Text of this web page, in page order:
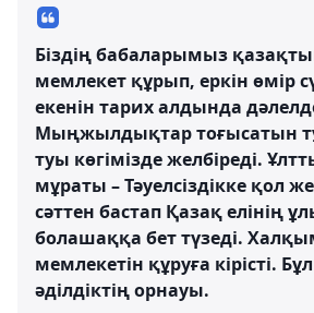
Біздің бабаларымыз
мемлекет құрып, еркін өмір
екенін тарих алдында
Мыңжылдықтар тоғысатын
туы көгімізде желбіреді.
мұраты – Тәуелсіздікке қол
сәттен бастап Қазақ елінің
болашаққа бет түзеді.
мемлекетін құруға кірісті.
әділдіктің орнауы.